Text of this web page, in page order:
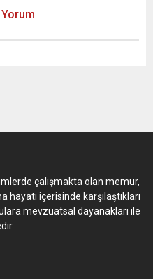
çalışmakta olan memur,
içerisinde karşılaştıkları
mevzuatsal dayanakları ile